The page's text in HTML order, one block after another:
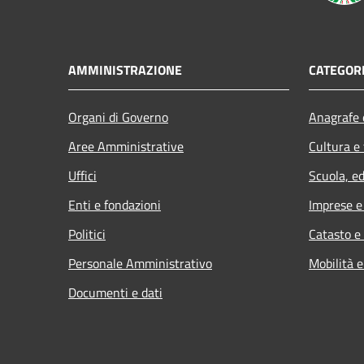
AMMINISTRAZIONE
Organi di Governo
Aree Amministrative
Uffici
Enti e fondazioni
Politici
Personale Amministrativo
Documenti e dati
Cultura
Scuola,
Imprese
Catasto
Mobilità